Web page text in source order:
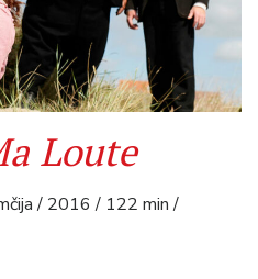
Loute
/ 2016 / 122 min /